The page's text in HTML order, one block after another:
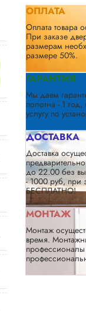
ОПЛАТА
Оплата товара
При заказе
размерам
размере 50%.
ГАРАНТИЯ
Мы даем
полотна - 1
услугу по
ДОСТАВКА
Доставка
до 22.00 без
- 1000 руб, при
БЕСПЛАТНО!
МОНТАЖ
Монтаж
время.